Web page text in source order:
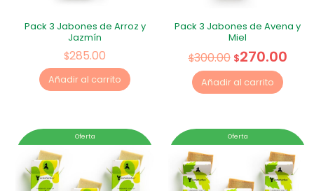
Pack 3 Jabones de Arroz y
Jazmín
$285.00
Añadir al carrito
Pack 3 Jabones de Avena y
Miel
$300.00 $270.00
Añadir al carrito
Oferta Oferta